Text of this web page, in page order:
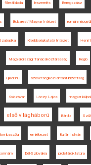
főreáliskola leszerelés Beregszász
Bukaresti Magyar Intézet román
Kisebbségkutató Intézet Henri
Magyarországi Tanácsköztársaság Regio
ujkor.hu szövetségközi antant-bizottság
Kolozsvár Lóczy Lajos magyar
első világháború Bártfa
emlékezet Burián István
Dél-Szlovákia proletárdiktatúra